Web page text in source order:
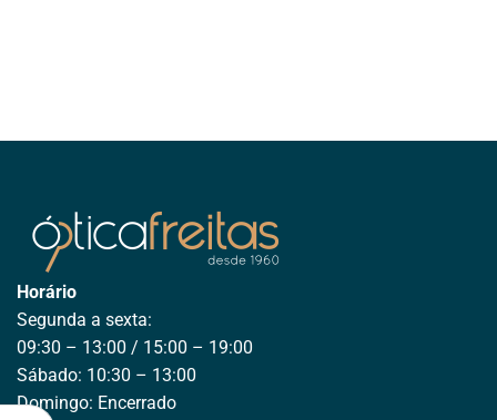
Horário
Segunda a sexta:
09:30 – 13:00 / 15:00 – 19:00
Sábado: 10:30 – 13:00
Domingo: Encerrado